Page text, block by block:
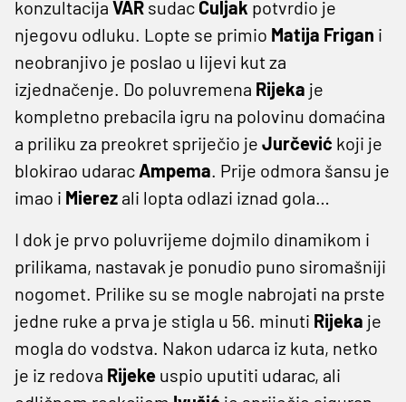
konzultacija VAR sudac Čuljak potvrdio je
njegovu odluku. Lopte se primio Matija Frigan i
neobranjivo je poslao u lijevi kut za
izjednačenje. Do poluvremena Rijeka je
kompletno prebacila igru na polovinu domaćina
a priliku za preokret spriječio je Jurčević koji je
blokirao udarac Ampema . Prije odmora šansu je
imao i Mierez ali lopta odlazi iznad gola…
I dok je prvo poluvrijeme dojmilo dinamikom i
prilikama, nastavak je ponudio puno siromašniji
nogomet. Prilike su se mogle nabrojati na prste
jedne ruke a prva je stigla u 56. minuti Rijeka je
mogla do vodstva. Nakon udarca iz kuta, netko
je iz redova Rijeke uspio uputiti udarac, ali